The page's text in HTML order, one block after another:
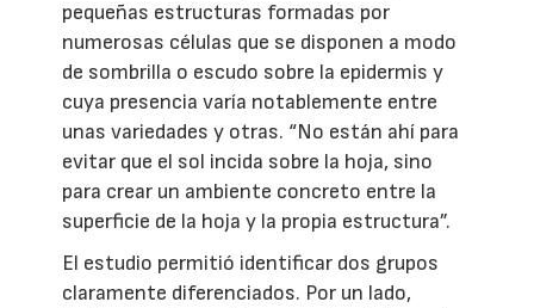
pequeñas estructuras formadas por
numerosas células que se disponen a modo
de sombrilla o escudo sobre la epidermis y
cuya presencia varía notablemente entre
unas variedades y otras. “No están ahí para
evitar que el sol incida sobre la hoja, sino
para crear un ambiente concreto entre la
superficie de la hoja y la propia estructura”.
El estudio permitió identificar dos grupos
claramente diferenciados. Por un lado,